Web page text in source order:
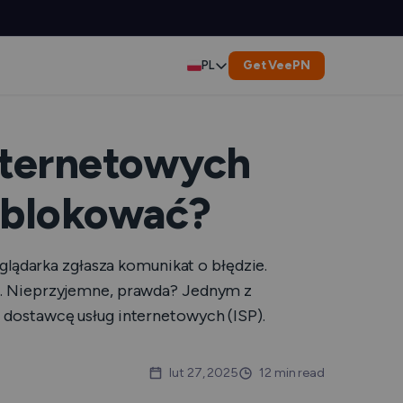
PL
Français
Indonesia
Italiano
Get VeePN
zgłasza komunikat o błędzie.
Nieprzyjemne, prawda? Jednym z
usług internetowych (ISP).
lut 27, 2025 12 min read